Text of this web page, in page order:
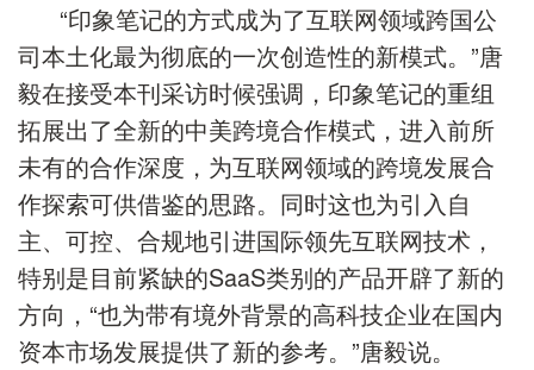
“印象笔记的方式成为了互联网领域跨国公
司本土化最为彻底的一次创造性的新模式。 ”唐
毅在接受本刊采访时候强调，印象笔记的重组
拓展出了全新的中美跨境合作模式，进入前所
未有的合作深度 ， 为互联网领域的跨境发展合
作探索可供借鉴的思路。 同时这也为引入自
主、可控、合规地引进国际领先互联网技术，
特别是目前紧缺的SaaS类别的产品开辟了新的
方向 ， “也为带有境外背景的高科技企业在国内
资本市场发展提供了新的参考。 ”唐毅说。